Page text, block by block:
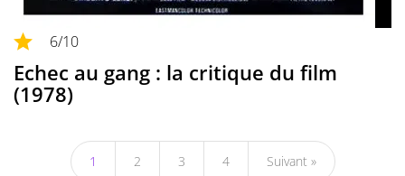
6/10
Echec au gang : la critique du film
(1978)
1 2 3 4 Suivant »